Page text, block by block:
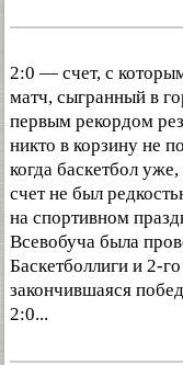
2:0 — счет, с
матч, сыгранный в
первым рекордом
никто в корзину не
когда баскетбол
счет не был
на спортивном
Всевобуча была
Баскетболлиги и 2-
закончившаяся
2:0...